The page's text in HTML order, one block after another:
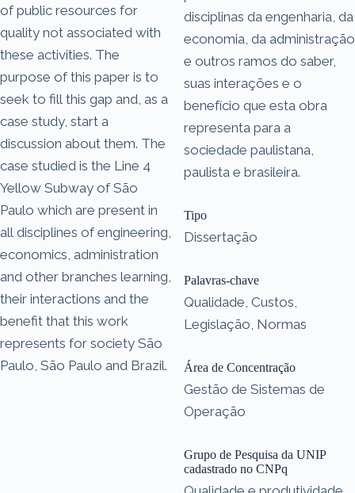
of public resources for
quality not associated with
these activities. The
purpose of this paper is to
seek to fill this gap and, as a
case study, start a
discussion about them. The
case studied is the Line 4
Yellow Subway of São
Paulo which are present in
all disciplines of engineering,
economics, administration
and other branches learning,
their interactions and the
benefit that this work
represents for society São
Paulo, São Paulo and Brazil.
disciplinas da engenharia, da
economia, da administração
e outros ramos do saber,
suas interações e o
benefício que esta obra
representa para a
sociedade paulistana,
paulista e brasileira.
Tipo
Dissertação
Palavras-chave
Qualidade, Custos,
Legislação, Normas
Área de Concentração
Gestão de Sistemas de
Operação
Grupo de Pesquisa da UNIP
cadastrado no CNPq